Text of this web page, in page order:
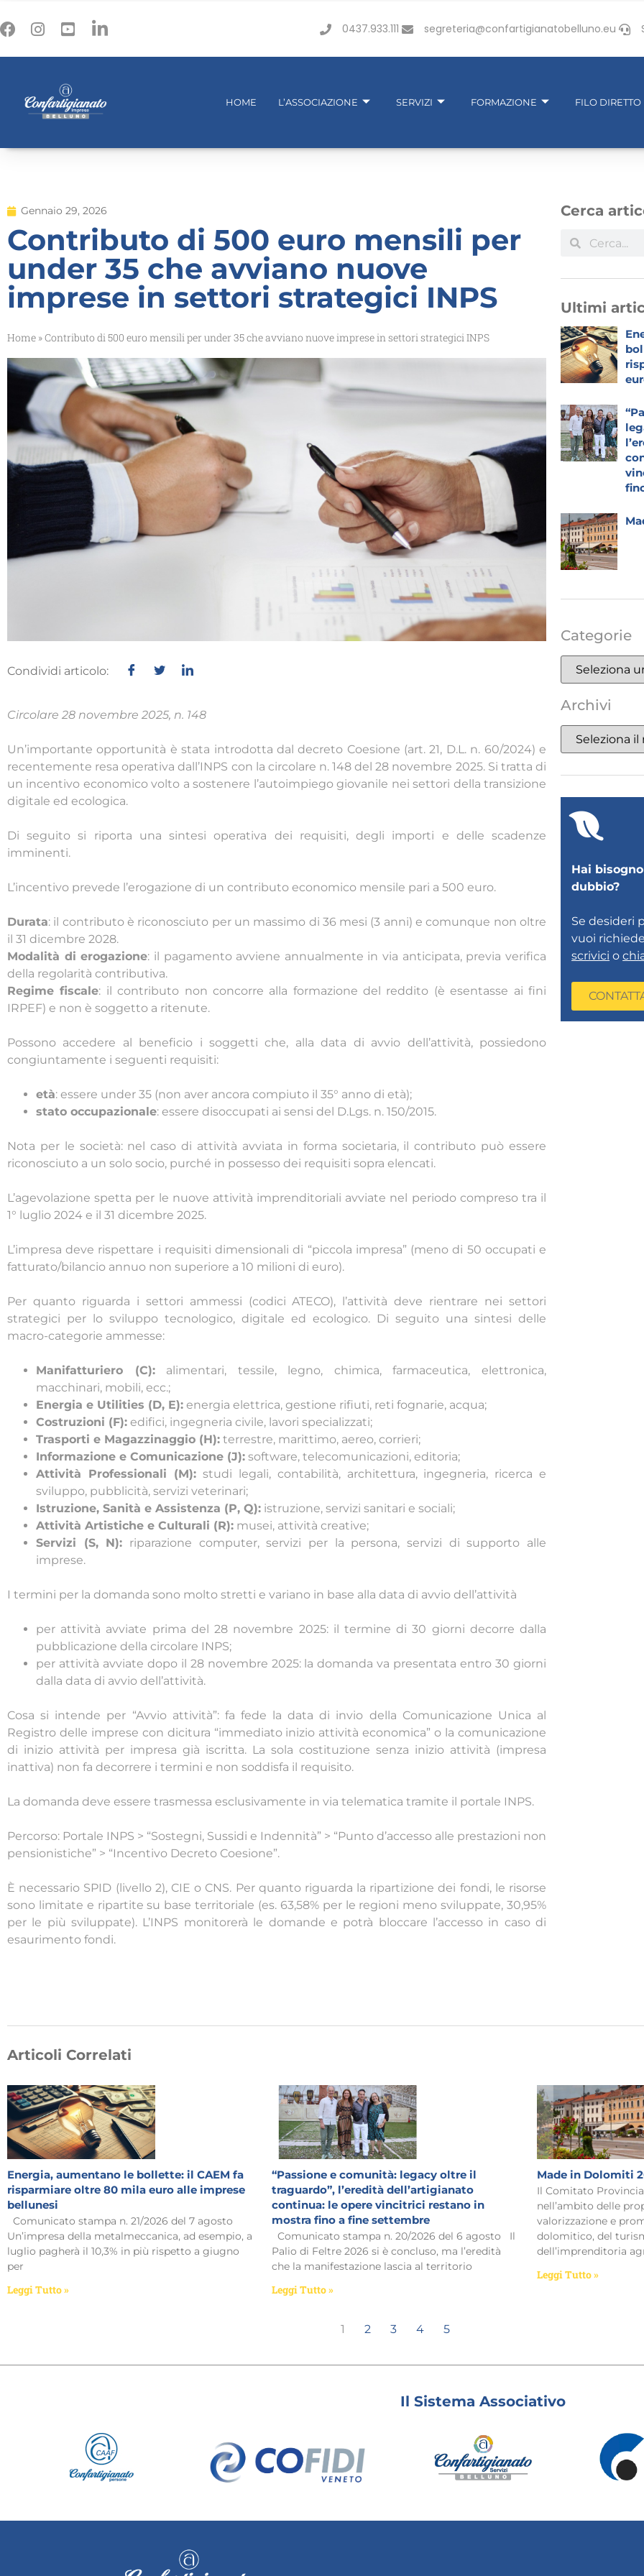
0437.933.111 segreteria@confartigianatobelluno.eu
HOME L’ASSOCIAZIONE SERVIZI FORMAZIONE FILO DIRETTO
Gennaio 29, 2026
Contributo di 500 euro mensili per
under 35 che avviano nuove
imprese in settori strategici INPS
Home »Contributo di 500 euro mensili per under 35 che avviano nuove imprese in settori strategici INPS
Condividi articolo:
Circolare 28 novembre 2025, n. 148
Un’importante opportunità è stata introdotta dal decreto Coesione (art. 21, D.L. n. 60/2024) e
recentemente resa operativa dall’INPS con la circolare n. 148 del 28 novembre 2025. Si tratta di
un incentivo economico volto a sostenere l’autoimpiego giovanile nei settori della transizione
digitale ed ecologica.
Di seguito si riporta una sintesi operativa dei requisiti, degli importi e delle scadenze
imminenti.
L’incentivo prevede l’erogazione di un contributo economico mensile pari a 500 euro.
Durata: il contributo è riconosciuto per un massimo di 36 mesi (3 anni) e comunque non oltre
il 31 dicembre 2028.
Modalità di erogazione: il pagamento avviene annualmente in via anticipata, previa verifica
della regolarità contributiva.
Regime fiscale: il contributo non concorre alla formazione del reddito (è esentasse ai fini
IRPEF) e non è soggetto a ritenute.
Possono accedere al beneficio i soggetti che, alla data di avvio dell’attività, possiedono
congiuntamente i seguenti requisiti:
età: essere under 35 (non aver ancora compiuto il 35° anno di età);
stato occupazionale: essere disoccupati ai sensi del D.Lgs. n. 150/2015.
Nota per le società: nel caso di attività avviata in forma societaria, il contributo può essere
riconosciuto a un solo socio, purché in possesso dei requisiti sopra elencati.
L’agevolazione spetta per le nuove attività imprenditoriali avviate nel periodo compreso tra il
1° luglio 2024 e il 31 dicembre 2025.
L’impresa deve rispettare i requisiti dimensionali di “piccola impresa” (meno di 50 occupati e
fatturato/bilancio annuo non superiore a 10 milioni di euro).
Per quanto riguarda i settori ammessi (codici ATECO), l’attività deve rientrare nei settori
strategici per lo sviluppo tecnologico, digitale ed ecologico. Di seguito una sintesi delle
macro-categorie ammesse:
Manifatturiero (C):alimentari, tessile, legno, chimica, farmaceutica, elettronica,
macchinari, mobili, ecc.;
Energia e Utilities (D, E): energia elettrica, gestione rifiuti, reti fognarie, acqua;
Costruzioni (F): edifici, ingegneria civile, lavori specializzati;
Trasporti e Magazzinaggio (H): terrestre, marittimo, aereo, corrieri;
Informazione e Comunicazione (J): software, telecomunicazioni, editoria;
Attività Professionali (M):studi legali, contabilità, architettura, ingegneria, ricerca e
sviluppo, pubblicità, servizi veterinari;
Istruzione, Sanità e Assistenza (P, Q): istruzione, servizi sanitari e sociali;
Attività Artistiche e Culturali (R): musei, attività creative;
Servizi (S, N): riparazione computer, servizi per la persona, servizi di supporto alle
imprese.
I termini per la domanda sono molto stretti e variano in base alla data di avvio dell’attività
per attività avviate prima del 28 novembre 2025: il termine di 30 giorni decorre dalla
pubblicazione della circolare INPS;
per attività avviate dopo il 28 novembre 2025: la domanda va presentata entro 30 giorni
dalla data di avvio dell’attività.
Cosa si intende per “Avvio attività”: fa fede la data di invio della Comunicazione Unica al
Registro delle imprese con dicitura “immediato inizio attività economica” o la comunicazione
di inizio attività per impresa già iscritta. La sola costituzione senza inizio attività (impresa
inattiva) non fa decorrere i termini e non soddisfa il requisito.
La domanda deve essere trasmessa esclusivamente in via telematica tramite il portale INPS.
Percorso: Portale INPS > “Sostegni, Sussidi e Indennità” > “Punto d’accesso alle prestazioni non
pensionistiche” > “Incentivo Decreto Coesione”.
È necessario SPID (livello 2), CIE o CNS. Per quanto riguarda la ripartizione dei fondi, le risorse
sono limitate e ripartite su base territoriale (es. 63,58% per le regioni meno sviluppate, 30,95%
per le più sviluppate). L’INPS monitorerà le domande e potrà bloccare l’accesso in caso di
esaurimento fondi.
Cerca
Ultimi
Categorie
Archivi
Hai
dubbio?
Se desideri
vuoi
scrivici o
Articoli Correlati
Energia, aumentano le bollette: il CAEM fa
risparmiare oltre 80 mila euro alle imprese
bellunesi
Comunicato stampa n. 21/2026 del 7 agosto
Un’impresa della metalmeccanica, ad esempio, a
luglio pagherà il 10,3% in più rispetto a giugno
per
Leggi Tutto »
“Passione e comunità: legacy oltre il
traguardo”, l’eredità dell’artigianato
continua: le opere vincitrici restano in
mostra fino a fine settembre
Comunicato stampa n. 20/2026 del 6 agosto Il
Palio di Feltre 2026 si è concluso, ma l’eredità
che la manifestazione lascia al territorio
Leggi Tutto »
Made in Dolomiti
Il Comitato
nell’ambito delle
valorizzazione e
dolomitico, del
dell’imprenditoria
Leggi Tutto »
1 2 3 4 5
Il Sistema Associativo